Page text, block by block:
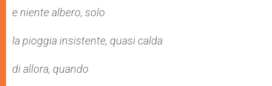
e niente albero, solo
la pioggia insistente, quasi calda
di allora, quando